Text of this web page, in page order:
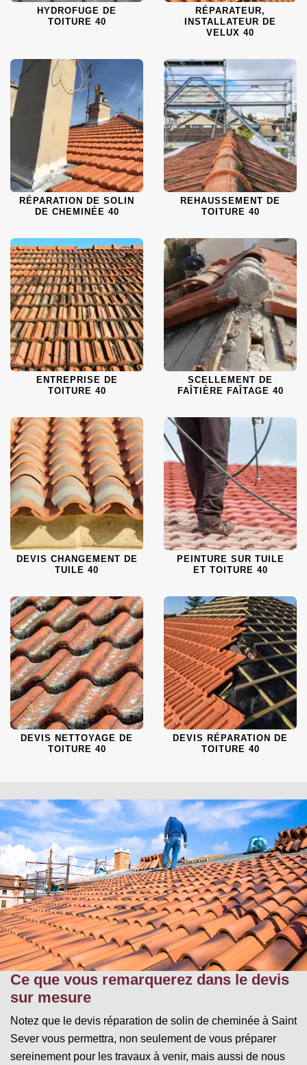
HYDROFUGE DE
TOITURE 40
RÉPARATEUR,
INSTALLATEUR DE
VELUX 40
RÉPARATION DE SOLIN
DE CHEMINÉE 40
REHAUSSEMENT DE
TOITURE 40
ENTREPRISE DE
TOITURE 40
SCELLEMENT DE
FAÎTIÈRE FAÎTAGE 40
DEVIS CHANGEMENT DE
TUILE 40
PEINTURE SUR TUILE
ET TOITURE 40
DEVIS NETTOYAGE DE
TOITURE 40
DEVIS RÉPARATION DE
TOITURE 40
Ce que vous remarquerez dans le devis
sur mesure
Notez que le devis réparation de solin de cheminée à Saint
Sever vous permettra, non seulement de vous préparer
sereinement pour les travaux à venir, mais aussi de nous